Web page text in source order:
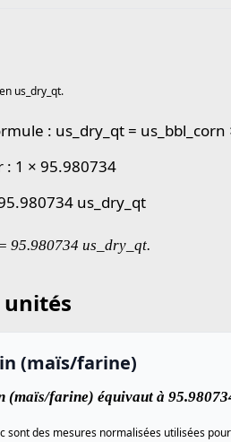
us_dry_qt.
: us_dry_qt =
: 1 × 95.980734
us_dry_qt
95.980734 us_dry_qt.
unités
(maïs/farine)
(maïs/farine) équivaut à
sont des mesures normalisées utilisées